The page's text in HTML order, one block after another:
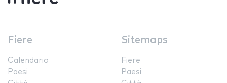
Fiere
Calendario
Paesi
Sitemaps
Fiere
Paesi